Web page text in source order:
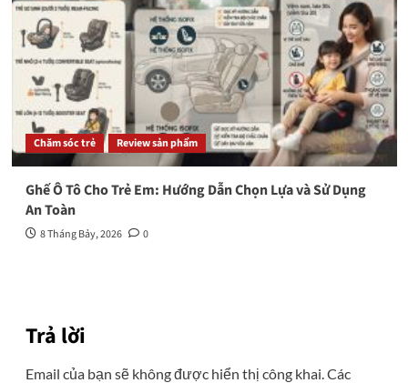
Chăm sóc trẻ Review sản phẩm
Ghế Ô Tô Cho Trẻ Em: Hướng Dẫn Chọn Lựa và Sử Dụng
An Toàn
8 Tháng Bảy, 2026 0
Trả lời
Email của bạn sẽ không được hiển thị công khai.Các